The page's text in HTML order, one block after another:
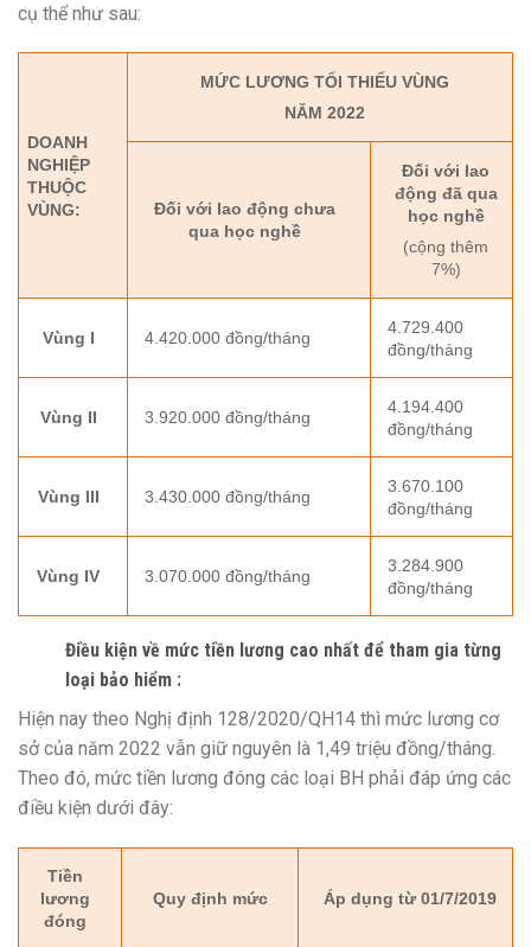
cụ thể như sau:
DOANH
NGHIỆP
THUỘC
VÙNG:
MỨC LƯƠNG TỐI THIỂU VÙNG
NĂM 2022
Đối với lao động chưa
qua học nghề
Đối với lao
động đã qua
học nghề
(cộng thêm
7%)
Vùng I 4.420.000 đồng/tháng
4.729.400
đồng/tháng
Vùng II 3.920.000 đồng/tháng
4.194.400
đồng/tháng
Vùng III 3.430.000 đồng/tháng
3.670.100
đồng/tháng
Vùng IV 3.070.000 đồng/tháng
3.284.900
đồng/tháng
Điều kiện về mức tiền lương cao nhất để tham gia từng
loại bảo hiểm :
Hiện nay theo Nghị định 128/2020/QH14 thì mức lương cơ
sở của năm 2022 vẫn giữ nguyên là 1,49 triệu đồng/tháng.
Theo đó, mức tiền lương đóng các loại BH phải đáp ứng các
điều kiện dưới đây:
Tiền
lương
đóng
Quy định mức Áp dụng từ 01/7/2019